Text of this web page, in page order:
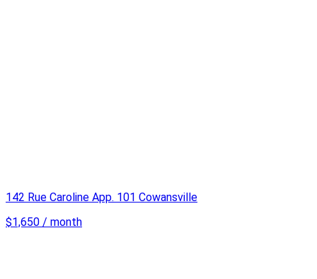
142 Rue Caroline App. 101 Cowansville
$1,650 / month